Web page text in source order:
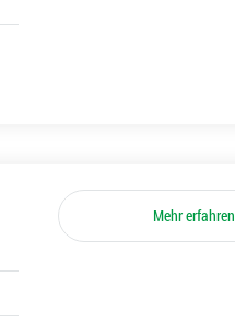
Mehr erfahren